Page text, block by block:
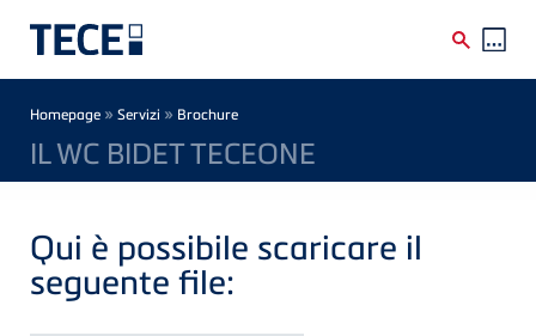
Breadcrumb
Homepage » Servizi » Brochure
IL WC BIDET TECEONE
Qui è possibile scaricare il
seguente file: